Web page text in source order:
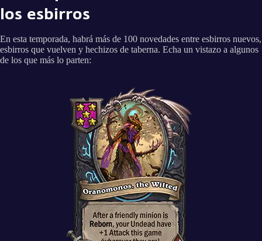
los esbirros
En esta temporada, habrá más de 100 novedades entre esbirros nuevos,
esbirros que vuelven y hechizos de taberna. Echa un vistazo a algunos
de los que más lo parten: